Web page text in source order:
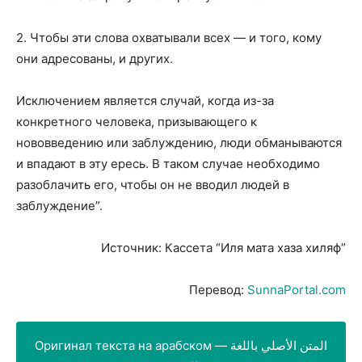
2. Чтобы эти слова охватывали всех — и того, кому
они адресованы, и других.
Исключением является случай, когда из-за
конкретного человека, призывающего к
нововведению или заблуждению, люди обманываются
и впадают в эту ересь. В таком случае необходимо
разоблачить его, чтобы он не вводил людей в
заблуждение”.
Источник: Кассета “Иля мата хаза хиляф”
Перевод: SunnaPortal.com
Оригинал текста на арабском — المتن الأصلي باللغة